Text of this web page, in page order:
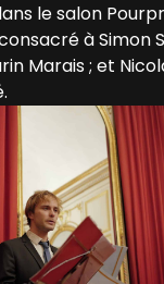
le salon
à Simon
Marais ; et